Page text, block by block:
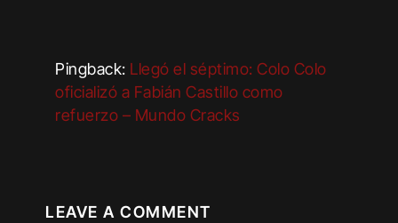
Pingback: Llegó el séptimo: Colo Colo
oficializó a Fabián Castillo como
refuerzo – Mundo Cracks
LEAVE A COMMENT